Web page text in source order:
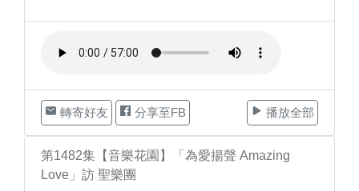
轉寄好友 分享至FB 播放全部
第1482集【音樂花園】「為愛揚聲 Amazing
Love」訪 聖樂團